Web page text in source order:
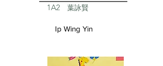
1A2 葉詠賢
Ip Wing Yin